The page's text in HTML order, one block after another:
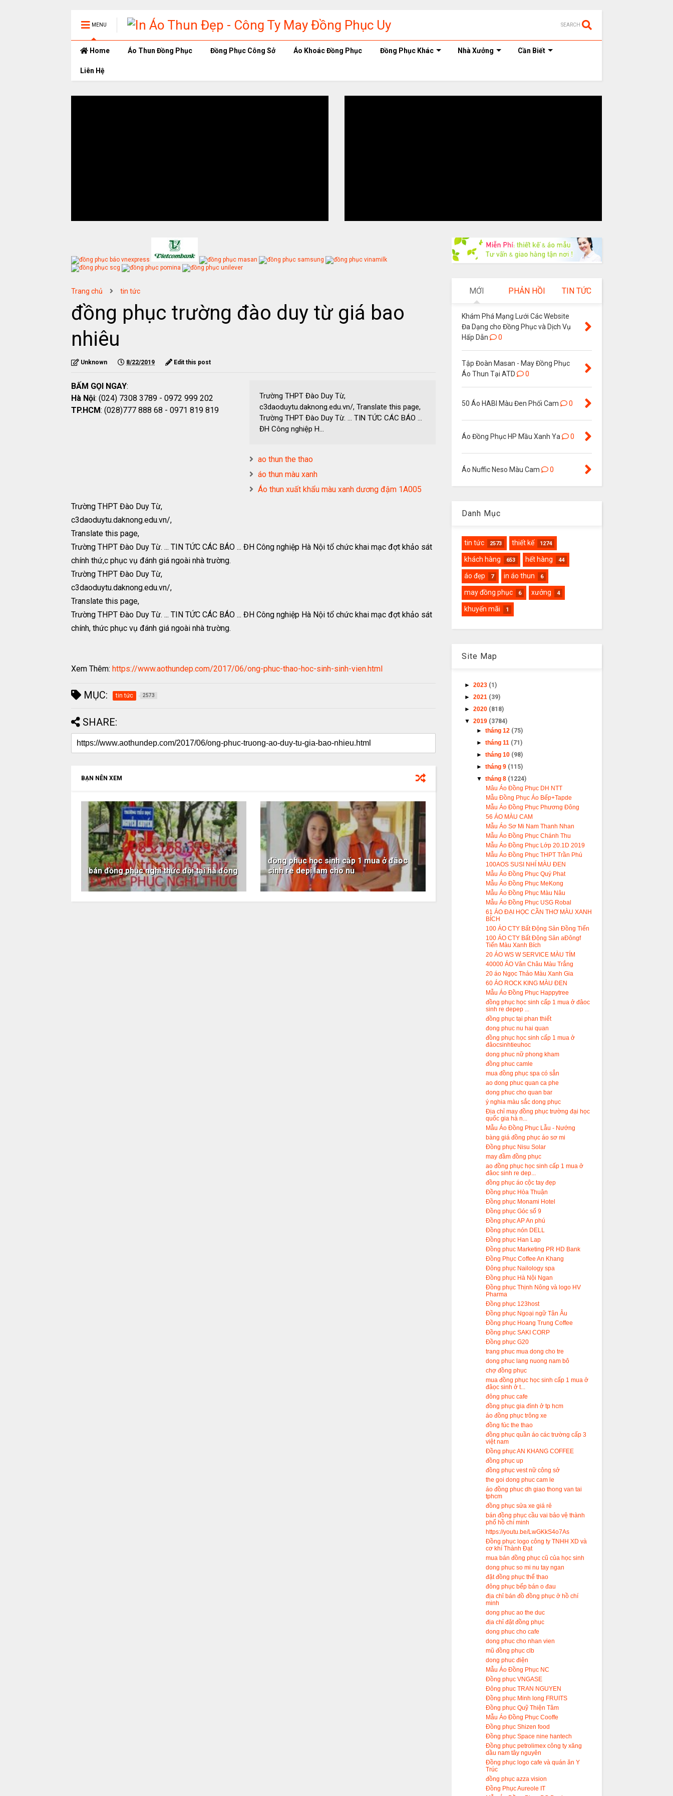
MENU SEARCH
Home Áo Thun Đồng Phục Đồng Phục Công Sở Áo Khoác Đồng Phục Đồng Phục Khác Nhà Xưởng Cần Biết
Liên Hệ
Trang chủ tin tức
đồng phục trường đào duy từ giá bao
nhiêu
Unknown 8/22/2019 Edit this post
BẤM GỌI NGAY:
Hà Nội: (024) 7308 3789 - 0972 999 202
TP.HCM: (028)777 888 68 - 0971 819 819
Trường THPT Đào Duy Từ,
c3daoduytu.daknong.edu.vn/, Translate this page,
Trường THPT Đào Duy Từ. ... TIN TỨC CÁC BÁO ...
ĐH Công nghiệp H...
ao thun the thao
áo thun màu xanh
Áo thun xuất khẩu màu xanh dương đậm 1A005
Trường THPT Đào Duy Từ,
c3daoduytu.daknong.edu.vn/,
Translate this page,
Trường THPT Đào Duy Từ. ... TIN TỨC CÁC BÁO ... ĐH Công nghiệp Hà Nội tổ chức khai mạc đợt khảo sát
chính thứ,c phục vụ đánh giá ngoài nhà trường.
Trường THPT Đào Duy Từ,
c3daoduytu.daknong.edu.vn/,
Translate this page,
Trường THPT Đào Duy Từ. ... TIN TỨC CÁC BÁO ... ĐH Công nghiệp Hà Nội tổ chức khai mạc đợt khảo sát
chính, thức phục vụ đánh giá ngoài nhà trường.
Xem Thêm: https://www.aothundep.com/2017/06/ong-phuc-thao-hoc-sinh-sinh-vien.html
MỤC: tin tức 2573
SHARE:
BẠN NÊN XEM
bán đồng phục nghi thức đội tại hà đông
đồng phục học sinh cấp 1 mua ở đâoc
sinh re depi lam cho nu
MỚI PHẢN HỒI TIN TỨC
Khám Phá Mạng Lưới Các Website
Đa Dạng cho Đồng Phục và Dịch Vụ
Hấp Dẫn
0
Tập Đoàn Masan - May Đồng Phục
Áo Thun Tại ATD
0
50 Áo HABI Màu Đen Phối Cam 0
Áo Đồng Phục HP Mầu Xanh Ya 0
Áo Nuffic Neso Màu Cam 0
Danh Mục
tin tức 2573 thiết kế 1274
khách hàng 653 hết hàng 44
áo đẹp 7 in áo thun 6
may đồng phục 6 xưởng 4
khuyến mãi 1
Site Map
► 2023 (1)
► 2021 (39)
► 2020 (818)
▼ 2019 (3784)
► tháng 12 (75)
► tháng 11 (71)
► tháng 10 (98)
► tháng 9 (115)
▼ tháng 8 (1224)
Mâu Áo Đồng Phục DH NTT
Mẫu Đồng Phục Áo Bếp+Tapde
Mẫu Áo Đồng Phục Phương Đông
56 ÁO MÀU CAM
Mẫu Áo Sơ Mi Nam Thanh Nhan
Mẫu Áo Đồng Phục Chánh Thu
Mẫu Áo Đồng Phục Lớp 20.1D 2019
Mẫu Áo Đồng Phục THPT Trần Phú
100AOS SUSI NHÍ MÀU ĐEN
Mẫu Áo Đồng Phục Quý Phat
Mẫu Áo Đồng Phục MeKong
Mẫu Áo Đồng Phục Màu Nâu
Mẫu Áo Đồng Phục USG Robal
61 ÁO ĐẠI HỌC CẦN THƠ MÀU XANH
BÍCH
100 ÁO CTY Bất Động Sản Đồng Tiến
100 ÁO CTY Bất Động Sản aĐôngf
Tiến Màu Xanh Bích
20 ÁO WS W SERVICE MÀU TÍM
40000 ÁO Vân Châu Màu Trắng
20 áo Ngọc Thảo Màu Xanh Gia
60 ÁO ROCK KING MÀU ĐEN
Mẫu Áo Đồng Phục Happytree
đồng phục học sinh cấp 1 mua ở đâoc
sinh re depep ...
đồng phục tại phan thiết
đong phuc nu hai quan
đồng phục học sinh cấp 1 mua ở
đâocsinhtieuhoc
dong phuc nữ phong kham
đồng phuc camle
mua đồng phục spa có sẳn
ao dong phuc quan ca phe
dong phuc cho quan bar
ý nghia màu sắc dong phục
Địa chỉ may đồng phục trường đại học
quốc gia hà n...
Mẫu Áo Đồng Phục Lẫu - Nướng
bàng giá đồng phục áo sơ mi
Đồng phục Nisu Solar
may đầm đồng phục
ao đồng phục học sinh cấp 1 mua ở
đâoc sinh re dep...
đồng phục áo cộc tay đẹp
Đồng phục Hòa Thuận
Đồng phục Monami Hotel
Đồng phục Góc số 9
Đồng phục AP An phú
Đồng phục nón DELL
Đồng phục Han Lap
Đồng phuc Marketing PR HD Bank
Đồng Phục Coffee An Khang
Đông phục Nailology spa
Đồng phục Hà Nội Ngan
Đồng phục Thịnh Nông và logo HV
Pharma
Đồng phục 123host
Đồng phục Ngoại ngữ Tân Âu
Đồng phục Hoang Trung Coffee
Đồng phục SAKI CORP
Đồng phục G20
trang phuc mua dong cho tre
dong phuc lang nuong nam bô
chợ đồng phục
mua đồng phục học sinh cấp 1 mua ở
đâọc sinh ở t...
đông phuc cafe
đồng phục gia đình ở tp hcm
áo đồng phục trông xe
đồng fúc the thao
đồng phục quần áo các trường cấp 3
việt nam
Đồng phục AN KHANG COFFEE
đồng phục up
đồng phục vest nữ công sở
the goi dong phuc cam le
áo đồng phuc dh giao thong van tai
tphcm
đồng phục sửa xe giá rẻ
bán đồng phục cầu vai bảo vệ thành
phố hồ chí minh
https://youtu.be/LwGKkS4o7As
Đồng phục logo công ty TNHH XD và
cơ khí Thành Đạt
mua bán đồng phục cũ của học sinh
dong phuc so mi nu tay ngan
đặt đồng phục thể thao
đông phục bếp bán o đau
địa chỉ bán đồ đồng phục ở hồ chí
minh
dong phuc ao the duc
địa chỉ đặt đồng phục
dong phuc cho cafe
dong phuc cho nhan vien
mũ đồng phục clb
dong phuc điện
Mẫu Áo Đồng Phục NC
Đồng phục VNGASE
Đông phuc TRAN NGUYEN
Đồng phục Minh long FRUITS
Đồng phục Quỹ Thiện Tâm
Mẫu Áo Đồng Phục Cooffe
Đồng phục Shizen food
Đồng phục Space nine hantech
Đồng phục petrolimex công ty xăng
dầu nam tây nguyên
Đồng phục logo cafe và quán ăn Y
Trúc
đồng phục azza vision
Đồng Phục Aureole IT